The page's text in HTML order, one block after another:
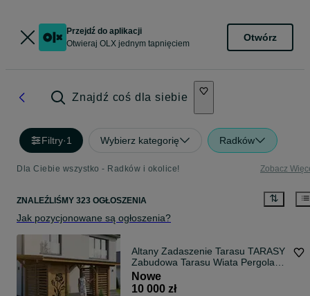
Przejdź do aplikacji
Otwieraj OLX jednym tapnięciem
Otwórz
Znajdź coś dla siebie
Filtry·1 Wybierz kategorię Radków
Dla Ciebie wszystko - Radków i okolice! Zobacz
ZNALEŹLIŚMY 323 OGŁOSZENIA
Jak pozycjonowane są ogłoszenia?
Altany Zadaszenie Tarasu TARASY
Zabudowa Tarasu Wiata Pergola
TARAS
Nowe
10 000 zł